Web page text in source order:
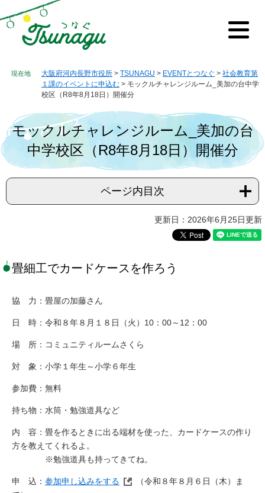
ー
ジ
ニ
ュ
文
へ
メ
大阪府河内長野市役所 > TSUNAGU > EVENTとつなぐ > 社会教育第
１課のイベントに申込む > モックルチャレンジルーム_美加の台中学
校区（R8年8月18日）開催分
モックルチャレンジルーム_美加の台
中学校区（R8年8月18日）開催分
ページ内目次
更新日：2026年6月25日更新
畳細工でカードケースを作ろう
協 力：畳屋の加藤さん
日 時：令和８年８月１８日（火）10：00～12：00
場 所：コミュニティルームさくら
対 象：小学１年生～小学６年生
参加費：無料
持ち物：水筒・勉強道具など
内 容：畳を作るときに出る端材を使った、カードケースの作り
方を教えてくれるよ。
※勉強道具も持ってきてね。
申 込： 参加申し込みをする
（令和８年８月６日（木）ま